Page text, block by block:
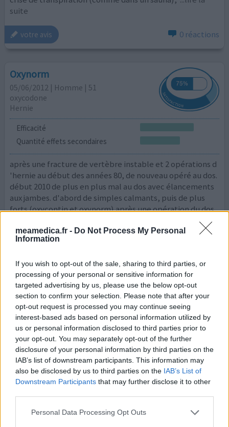
meamedica.fr - Do Not Process My Personal
Information
If you wish to opt-out of the sale, sharing to third parties, or
processing of your personal or sensitive information for
targeted advertising by us, please use the below opt-out
section to confirm your selection. Please note that after your
opt-out request is processed you may continue seeing
interest-based ads based on personal information utilized by
us or personal information disclosed to third parties prior to
your opt-out. You may separately opt-out of the further
disclosure of your personal information by third parties on the
IAB’s list of downstream participants. This information may
also be disclosed by us to third parties on the IAB’s List of
Downstream Participants that may further disclose it to other
Personal Data Processing Opt Outs
suite
votre avis 0 réactions
Oxynorm
05/06/2012 | Homme | 51
oxycodone
Hernie
Efficacité
Quantité effets secondaires
après une fracture de vertèbre instable et 2 opérations d
'hernie au début des années 80, de nouveau opéré au dos.
début 2010 de plus en plus mal au dos avec élancements
aux jambes. d'abord de simples calmants, puis de plus
forts (oxycontin et oxynorm) après une opération du dos
recommence avec oxynorm jusqu'à aujourd'hui. il ag
...lire
la suite
votre avis 0 réactions
Oxynorm
04/06/2012 | Femme | 24
oxycodone
Pas dans la liste
Efficacité
Quantité effets secondaires
je prends en ce moment 5 mg 1 x par jour. avec 2 cachets
la douleur ne part pas. je le prends avec 2 paracétamol à
la fois. et 2 duspatal par jour.